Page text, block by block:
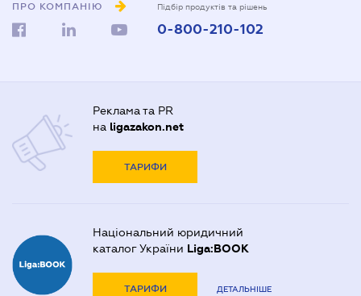
ПРО КОМПАНІЮ Підбір продуктів та рішень
0-800-210-102
Реклама та PR
на ligazakon.net
ТАРИФИ
Національний юридичний
каталог України Liga:BOOK
ТАРИФИ ДЕТАЛЬНІШЕ